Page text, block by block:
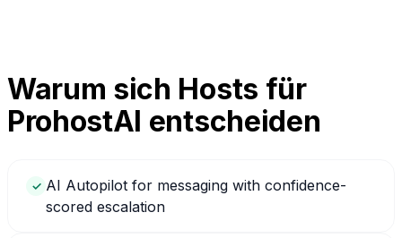
Warum sich Hosts für
ProhostAI entscheiden
✓ AI Autopilot for messaging with confidence-
scored escalation